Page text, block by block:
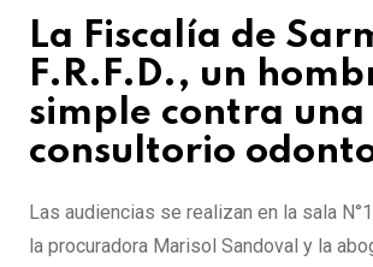
La Fiscalía de
F.R.F.D., un
simple contra
consultorio
Las audiencias se realizan en la sala
la procuradora Marisol Sandoval y la